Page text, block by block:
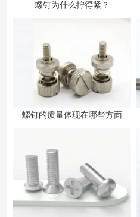
螺钉为什么拧得紧？
螺钉的质量体现在哪些方面